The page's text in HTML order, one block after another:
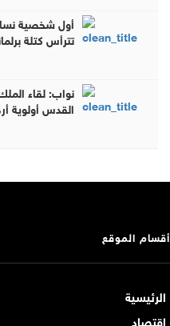
أول شخصية
تترأس كتلة
نواب: لقاء
القدس أولوية
أقسام الموقع
الرئيسية
اقتصاد